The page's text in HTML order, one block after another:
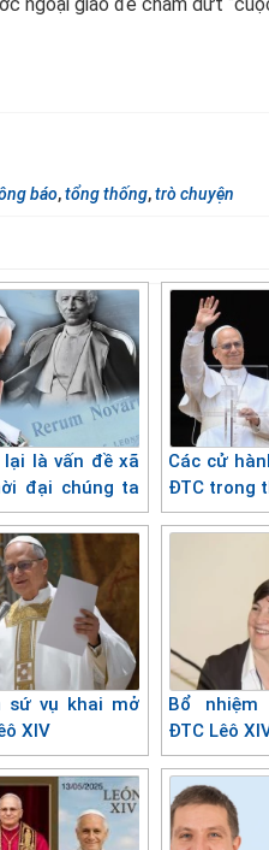
báo,tổng thống,trò chuyện
lại là vấn đề xã
đại chúng ta
Lêô XIV
Các cử
ĐTC trong
sứ vụ khai mở
XIV
Bổ
ĐTC Lêô